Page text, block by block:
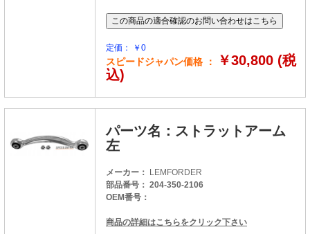
定価： ￥0
スピードジャパン価格 ：
￥30,800 (税
込)
パーツ名：ストラットアーム
左
メーカー： LEMFORDER
部品番号： 204-350-2106
OEM番号：
商品の詳細はこちらをクリック下さい